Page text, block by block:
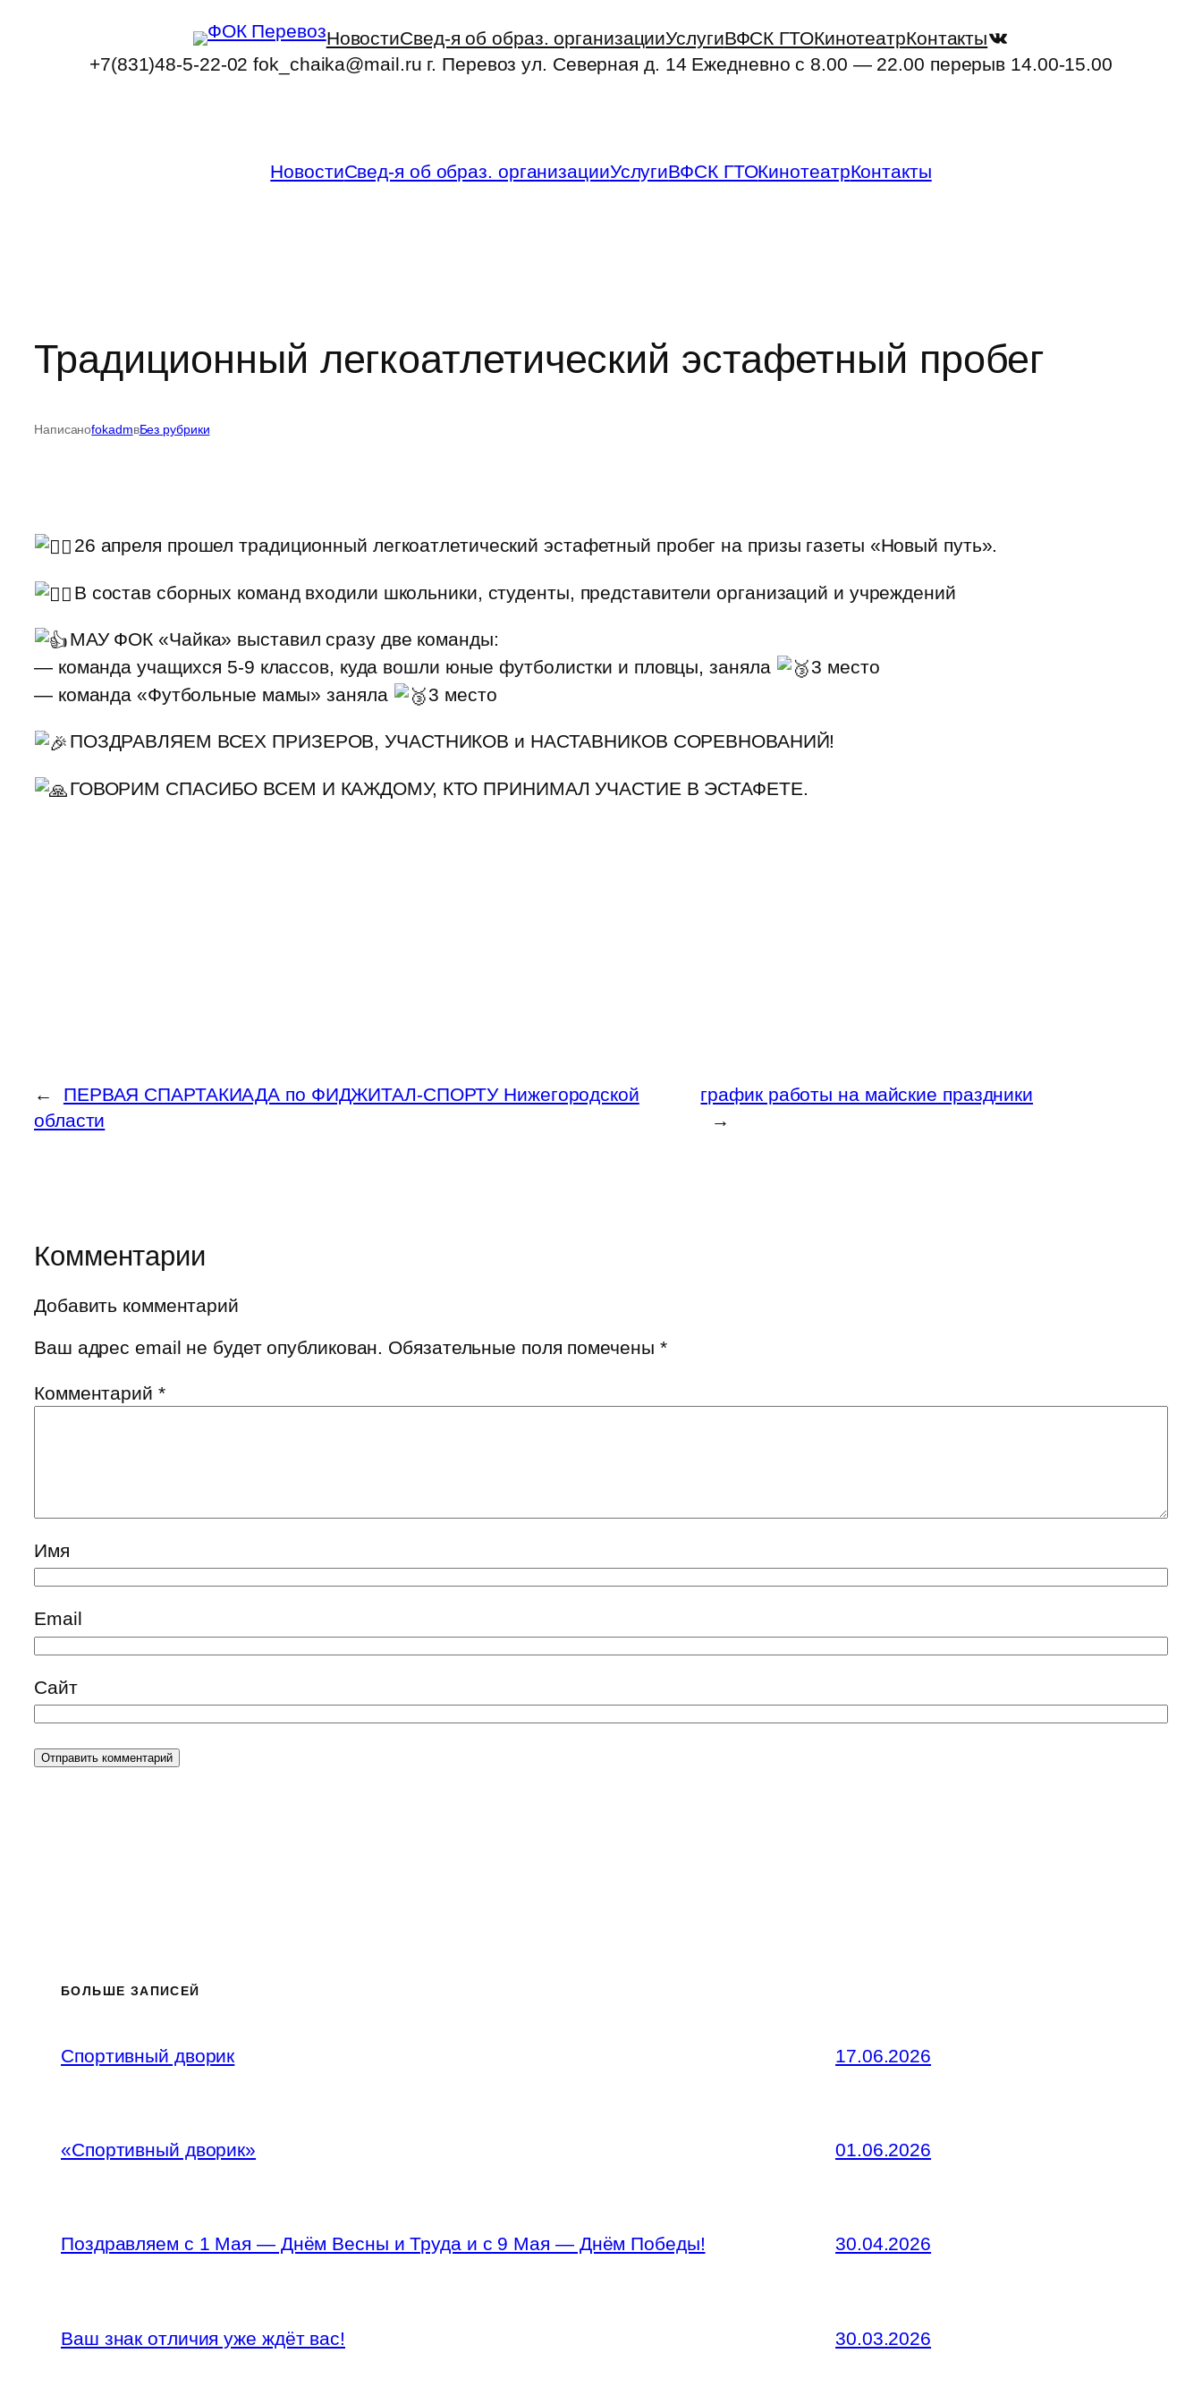
содержимому
НовостиСвед-я об образ. организацииУслугиВФСК ГТОКинотеатрКонтактыВКонтакте
+7(831)48-5-22-02 fok_chaika@mail.ru г. Перевоз ул. Северная д. 14 Ежедневно с 8.00 — 22.00 перерыв 14.00-15.00
НовостиСвед-я об образ. организацииУслугиВФСК ГТОКинотеатрКонтакты
Традиционный легкоатлетический эстафетный пробег
НаписаноfokadmвБез рубрики
26 апреля прошел традиционный легкоатлетический эстафетный пробег на призы газеты «Новый путь».
В состав сборных команд входили школьники, студенты, представители организаций и учреждений
МАУ ФОК «Чайка» выставил сразу две команды:
— команда учащихся 5-9 классов, куда вошли юные футболистки и пловцы, заняла
3 место
— команда «Футбольные мамы» заняла
3 место
ПОЗДРАВЛЯЕМ ВСЕХ ПРИЗЕРОВ, УЧАСТНИКОВ и НАСТАВНИКОВ СОРЕВНОВАНИЙ!
ГОВОРИМ СПАСИБО ВСЕМ И КАЖДОМУ, КТО ПРИНИМАЛ УЧАСТИЕ В ЭСТАФЕТЕ.
←
ПЕРВАЯ СПАРТАКИАДА по ФИДЖИТАЛ-СПОРТУ Нижегородской
области
график работы на майские праздники
→
Комментарии
Добавить комментарий
Ваш адрес email не будет опубликован. Обязательные поля помечены *
Комментарий *
Имя
Email
Сайт
БОЛЬШЕ ЗАПИСЕЙ
Спортивный дворик 17.06.2026
«Спортивный дворик» 01.06.2026
Поздравляем с 1 Мая — Днём Весны и Труда и с 9 Мая — Днём Победы! 30.04.2026
Ваш знак отличия уже ждёт вас! 30.03.2026